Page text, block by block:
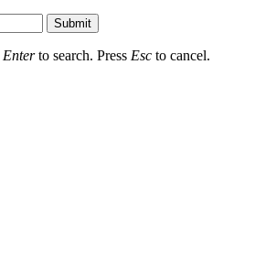
Submit
Enterto search. Press Esc to cancel.